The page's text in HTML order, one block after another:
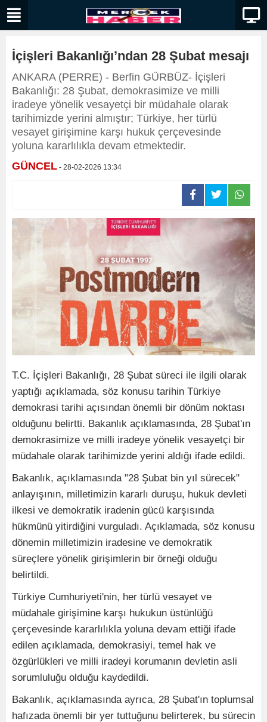
İçişleri Bakanlığı’ndan 28 Şubat mesajı
ANKARA (PERRE) - Berfin GÜRBÜZ- İçişleri
Bakanlığı: 28 Şubat, demokrasimize ve milli
iradeye yönelik vesayetçi bir müdahale olarak
tarihimizde yerini almıştır; Türkiye, her türlü
vesayet girişimine karşı hukuk çerçevesinde
yoluna kararlılıkla devam etmektedir.
GÜNCEL - 28-02-2026 13:34
T.C. İçişleri Bakanlığı, 28 Şubat süreci ile ilgili olarak
yaptığı açıklamada, söz konusu tarihin Türkiye
demokrasi tarihi açısından önemli bir dönüm noktası
olduğunu belirtti. Bakanlık açıklamasında, 28 Şubat'ın
demokrasimize ve milli iradeye yönelik vesayetçi bir
müdahale olarak tarihimizde yerini aldığı ifade edildi.
Bakanlık, açıklamasında "28 Şubat bin yıl sürecek"
anlayışının, milletimizin kararlı duruşu, hukuk devleti
ilkesi ve demokratik iradenin gücü karşısında
hükmünü yitirdiğini vurguladı. Açıklamada, söz konusu
dönemin milletimizin iradesine ve demokratik
süreçlere yönelik girişimlerin bir örneği olduğu
belirtildi.
Türkiye Cumhuriyeti'nin, her türlü vesayet ve
müdahale girişimine karşı hukukun üstünlüğü
çerçevesinde kararlılıkla yoluna devam ettiği ifade
edilen açıklamada, demokrasiyi, temel hak ve
özgürlükleri ve milli iradeyi korumanın devletin asli
sorumluluğu olduğu kaydedildi.
Bakanlık, açıklamasında ayrıca, 28 Şubat'ın toplumsal
hafızada önemli bir yer tuttuğunu belirterek, bu sürecin